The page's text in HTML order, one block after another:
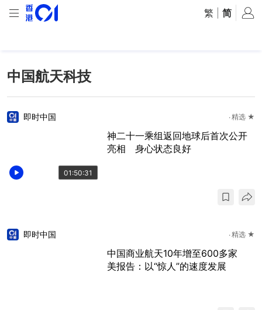
繁 简
中国航天科技
01:50:31
即时中国 精选 ★
神二十一乘组返回地球后首次公开
亮相 身心状态良好
即时中国 精选 ★
中国商业航天10年增至600多家
美报告：以“惊人”的速度发展